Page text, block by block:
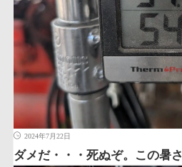
2024年7月22日
ダメだ・・・死ぬぞ。この暑さ